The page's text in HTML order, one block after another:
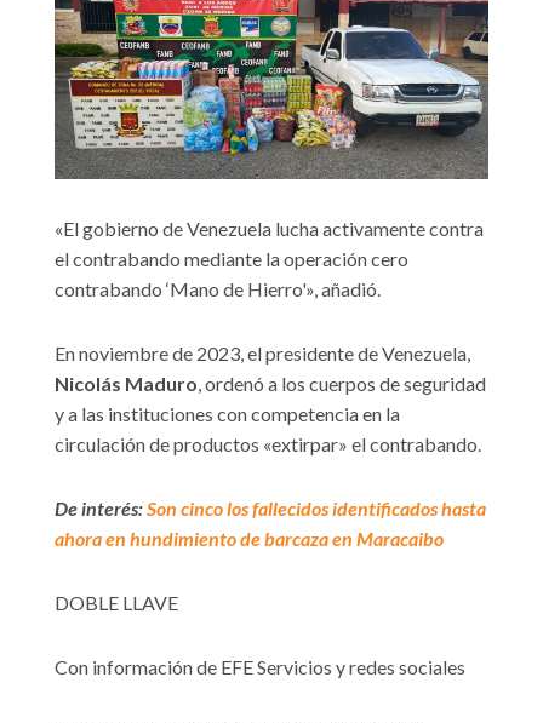
«El gobierno de Venezuela lucha activamente contra
el contrabando mediante la operación cero
contrabando ‘Mano de Hierro'», añadió.
En noviembre de 2023, el presidente de Venezuela,
Nicolás Maduro, ordenó a los cuerpos de seguridad
y a las instituciones con competencia en la
circulación de productos «extirpar» el contrabando.
De interés:Son cinco los fallecidos identificados hasta
ahora en hundimiento de barcaza en Maracaibo
DOBLE LLAVE
Con información de EFE Servicios y redes sociales